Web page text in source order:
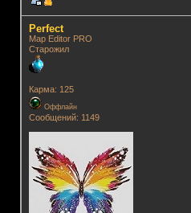
Perfect
Map Editor PRO
Старожил
Карма: 125
Оффлайн
Сообщений: 1149